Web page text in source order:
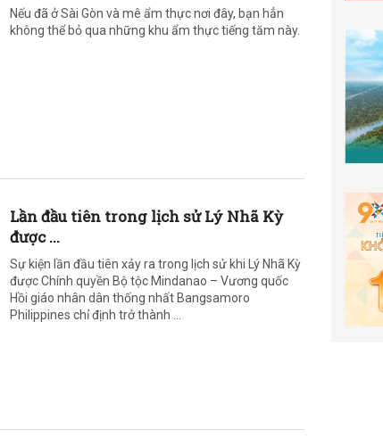
Nếu đã ở Sài Gòn và mê ẩm thực nơi đây, bạn hẳn
không thể bỏ qua những khu ẩm thực tiếng tăm này.
Lần đầu tiên trong lịch sử Lý Nhã Kỳ
được ...
Sự kiện lần đầu tiên xảy ra trong lịch sử khi Lý Nhã Kỳ
được Chính quyền Bộ tộc Mindanao – Vương quốc
Hồi giáo nhân dân thống nhất Bangsamoro
Philippines chỉ định trở thành ...